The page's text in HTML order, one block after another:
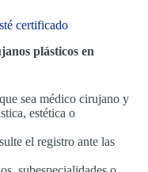
certificado
plásticos en
que sea médico cirujano y
estética o
el registro ante las